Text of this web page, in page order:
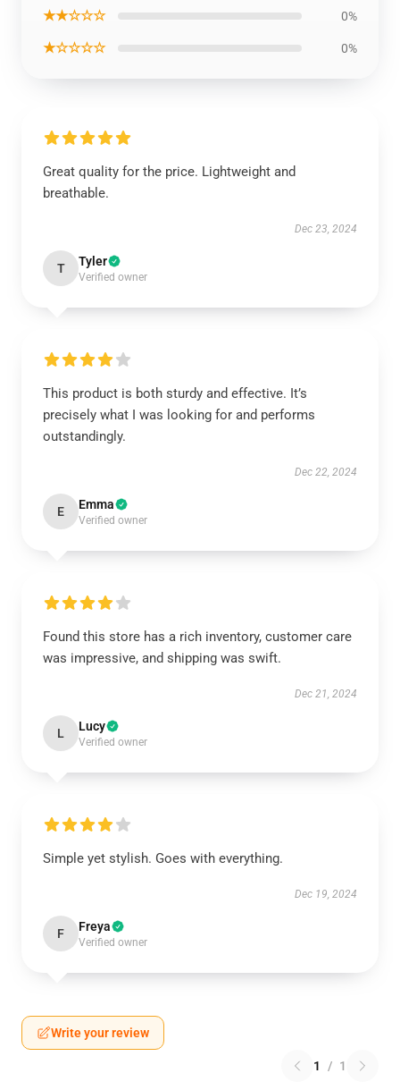
★★☆☆☆ 0%
★☆☆☆☆ 0%
Great quality for the price. Lightweight and
breathable.
Dec 23, 2024
T Tyler
Verified owner
This product is both sturdy and effective. It’s
precisely what I was looking for and performs
outstandingly.
Dec 22, 2024
E Emma
Verified owner
Found this store has a rich inventory, customer care
was impressive, and shipping was swift.
Dec 21, 2024
L Lucy
Verified owner
Simple yet stylish. Goes with everything.
Dec 19, 2024
F Freya
Verified owner
Write your review
1 / 1